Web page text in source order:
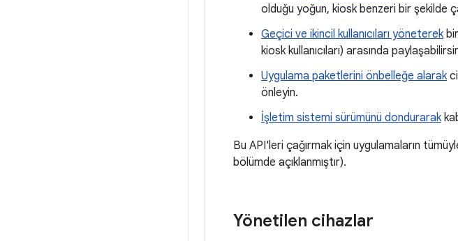
olduğu yoğun, kiosk benzeri bir şekilde
Geçici ve ikincil kullanıcıları yöneterekbir
kiosk kullanıcıları) arasında
Uygulama paketlerini önbelleğe alarak
önleyin.
İşletim sistemi sürümünü dondurarak
Bu API'leri çağırmak için uygulamaların
bölümde açıklanmıştır).
Yönetilen cihazlar